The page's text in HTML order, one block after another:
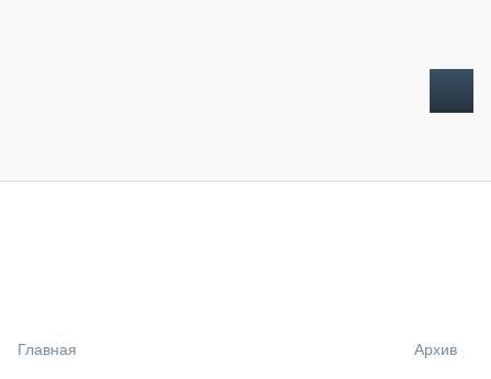
Главная Архив